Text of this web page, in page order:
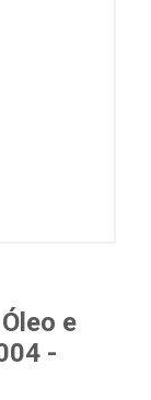
e
-